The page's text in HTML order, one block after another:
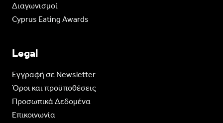
Διαγωνισμοί
Cyprus Eating Awards
Legal
Eγγραφή σε Newsletter
Όροι και προϋποθέσεις
Προσωπικά Δεδομένα
Επικοινωνία